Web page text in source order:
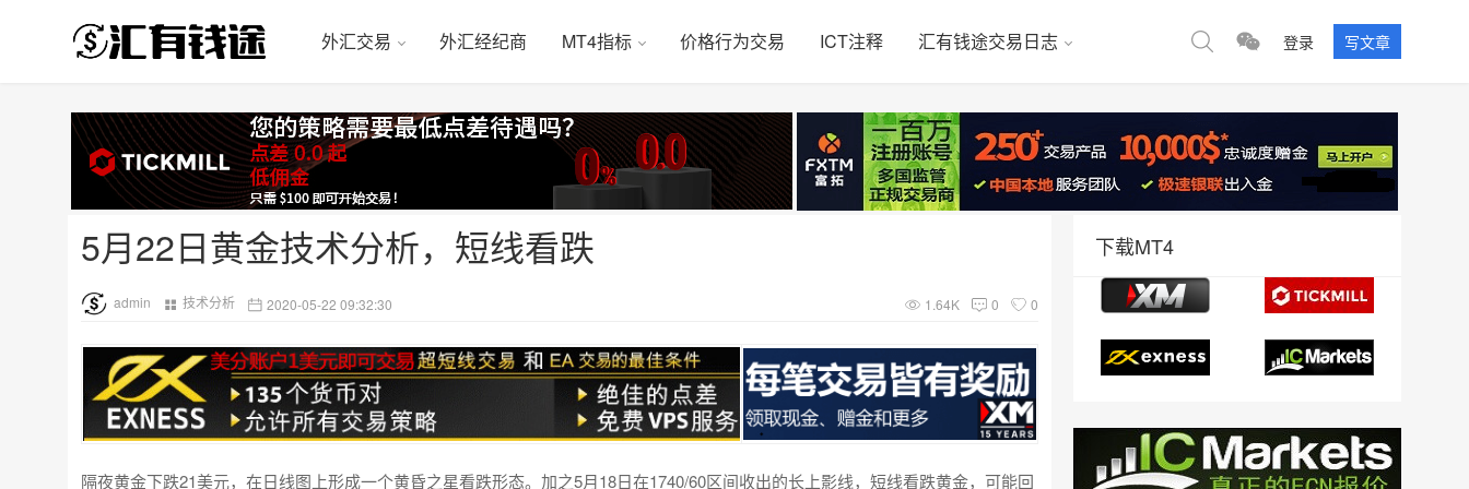
外汇交易 外汇经纪商 MT4指标 价格行为交易 ICT注释 汇有钱途交易日志 登录 写文章
5月22日黄金技术分析，短线看跌
admin 技术分析 2020-05-22 09:32:30 1.64K 0 0
隔夜黄金下跌21美元，在日线图上形成一个黄昏之星看跌形态。加之5月18日在1740/60区间收出的长上影线，短线看跌黄金，可能回
下载MT4